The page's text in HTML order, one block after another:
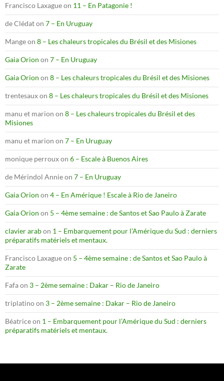
Francisco Laxagueon 11 – En Patagonie !
de Clédaton 7 – En Uruguay
Mangeon 8 – Les chaleurs tropicales du Brésil et des Misiones
Gaia Orion on 7 – En Uruguay
Gaia Orion on 8 – Les chaleurs tropicales du Brésil et des Misiones
trentesauxon 8 – Les chaleurs tropicales du Brésil et des Misiones
manu et marion on 8 – Les chaleurs tropicales du Brésil et des
Misiones
manu et marion on 7 – En Uruguay
monique perrouxon 6 – Escale à Buenos Aires
de Mérindol Annieon 7 – En Uruguay
Gaia Orion on 4 – En Amérique ! Escale à Rio de Janeiro
Gaia Orion on 5 – 4ème semaine : de Santos et Sao Paulo à Zarate
clavier arabon 1 – Embarquement pour l’Amérique du Sud : derniers
préparatifs matériels et mentaux.
Francisco Laxagueon 5 – 4ème semaine : de Santos et Sao Paulo à
Zarate
Fafaon 3 – 2ème semaine : Dakar – Rio de Janeiro
triplatinoon 3 – 2ème semaine : Dakar – Rio de Janeiro
Béatriceon 1 – Embarquement pour l’Amérique du Sud : derniers
préparatifs matériels et mentaux.